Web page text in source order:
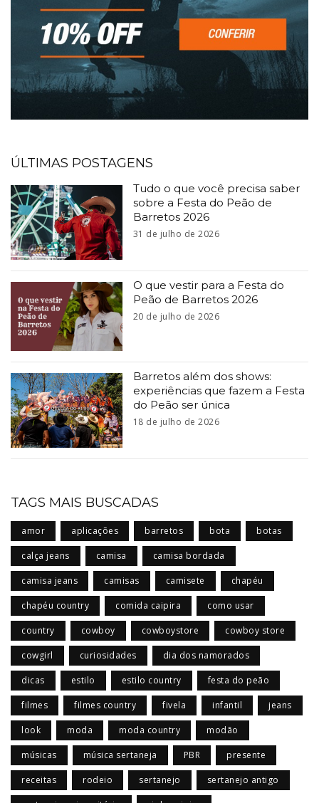
ÚLTIMAS POSTAGENS
Tudo o que você precisa saber
sobre a Festa do Peão de
Barretos 2026
31 de julho de 2026
O que vestir para a Festa do
Peão de Barretos 2026
20 de julho de 2026
Barretos além dos shows:
experiências que fazem a Festa
do Peão ser única
18 de julho de 2026
TAGS MAIS BUSCADAS
amor aplicações barretos bota botas
calça jeans camisa camisa bordada
camisa jeans camisas camisete chapéu
chapéu country comida caipira como usar
country cowboy cowboystore cowboy store
cowgirl curiosidades dia dos namorados
dicas estilo estilo country festa do peão
filmes filmes country fivela infantil jeans
look moda moda country modão
músicas música sertaneja PBR presente
receitas rodeio sertanejo sertanejo antigo